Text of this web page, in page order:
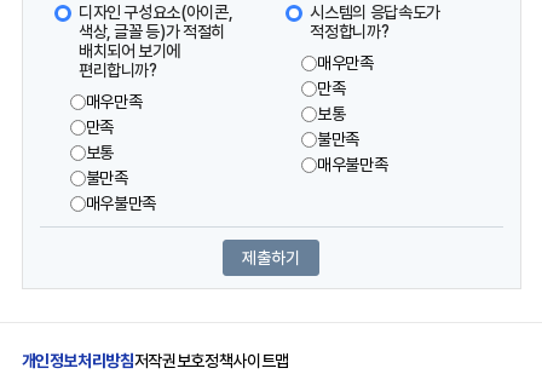
디자인 구성요소(아이콘,
색상, 글꼴 등)가 적절히
배치되어 보기에
편리합니까?
매우만족
만족
보통
불만족
매우불만족
시스템의 응답속도가
적정합니까?
매우만족
만족
보통
불만족
매우불만족
개인정보처리방침저작권보호정책사이트맵